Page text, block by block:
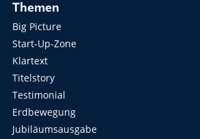
Themen
Big Picture
Start-Up-Zone
Klartext
Titelstory
Testimonial
Erdbewegung
Jubiläumsausgabe